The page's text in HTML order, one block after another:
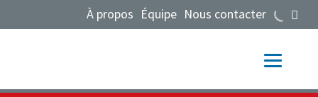
À propos Équipe Nous contacter